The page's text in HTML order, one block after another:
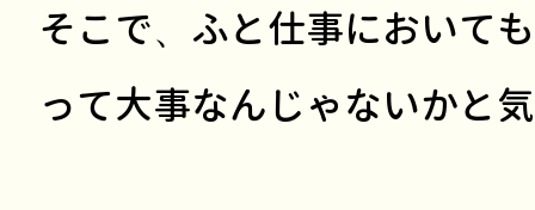
そこで、ふと仕事において
って大事なんじゃないかと